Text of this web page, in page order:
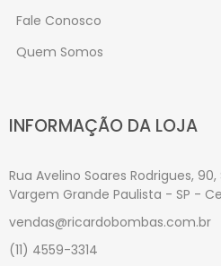
Fale Conosco
Quem Somos
INFORMAÇÃO DA LOJA
Rua Avelino Soares Rodrigues,
Vargem Grande Paulista - SP -
vendas@ricardobombas.com.br
(11) 4559-3314